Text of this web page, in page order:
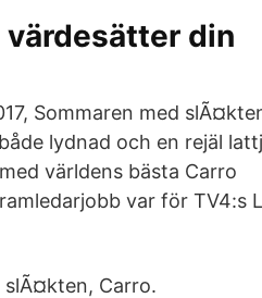
din
Sommaren med
lydnad och en rejäl
världens bästa Carro
var för TV4:s
slÃ¤kten, Carro.